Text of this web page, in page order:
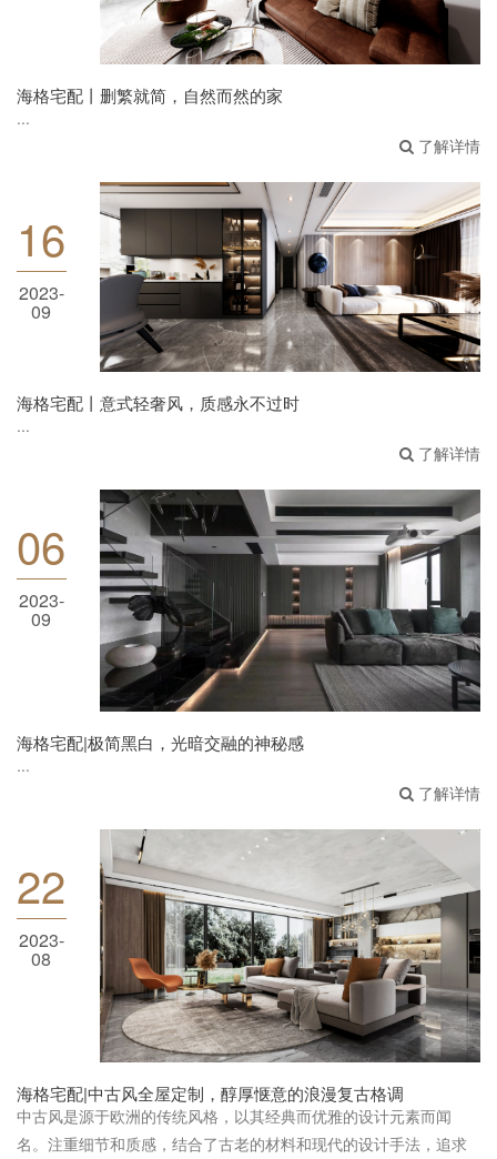
海格宅配丨删繁就简，自然而然的家
...
了解详情
16
2023-
09
海格宅配丨意式轻奢风，质感永不过时
海格宅配丨意式轻奢风，质感永不过时
...
了解详情
06
2023-
09
海格宅配|极简黑白，光暗交融的神秘感
海格宅配|极简黑白，光暗交融的神秘感
...
了解详情
22
2023-
08
海格宅配|中古风全屋定制，醇厚惬意的浪漫复
古格调
海格宅配|中古风全屋定制，醇厚惬意的浪漫复古格调
中古风是源于欧洲的传统风格，以其经典而优雅的设计元素而闻
名。注重细节和质感，结合了古老的材料和现代的设计手法，追求